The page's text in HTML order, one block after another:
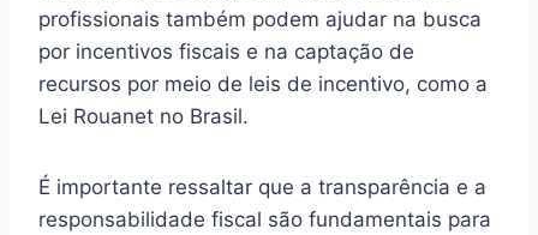
profissionais também podem ajudar na busca
por incentivos fiscais e na captação de
recursos por meio de leis de incentivo, como a
Lei Rouanet no Brasil.
É importante ressaltar que a transparência e a
responsabilidade fiscal são fundamentais para